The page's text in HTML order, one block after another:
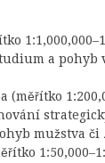
a pohyb
(měřítko
mužstva či